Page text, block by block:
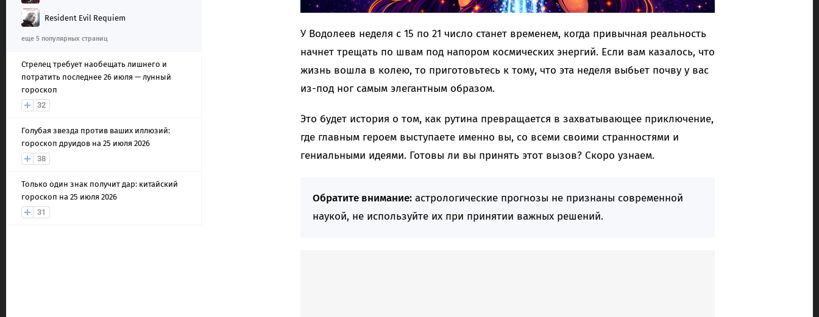
Resident Evil Requiem
еще 5 популярных страниц
Стрелец требует наобещать лишнего и
потратить последнее 26 июля — лунный
гороскоп
32
Голубая звезда против ваших иллюзий:
гороскоп друидов на 25 июля 2026
38
Только один знак получит дар: китайский
гороскоп на 25 июля 2026
31
У Водолеев неделя с 15 по 21 число станет временем, когда привычная реальность
начнет трещать по швам под напором космических энергий. Если вам казалось, что
жизнь вошла в колею, то приготовьтесь к тому, что эта неделя выбьет почву у вас
из-под ног самым элегантным образом.
Это будет история о том, как рутина превращается в захватывающее приключение,
где главным героем выступаете именно вы, со всеми своими странностями и
гениальными идеями. Готовы ли вы принять этот вызов? Скоро узнаем.
Обратите внимание:астрологические прогнозы не признаны современной
наукой, не используйте их при принятии важных решений.